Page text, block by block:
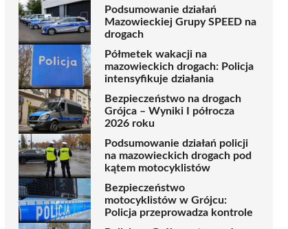
Podsumowanie działań
Mazowieckiej Grupy SPEED na
drogach
Półmetek wakacji na
mazowieckich drogach: Policja
intensyfikuje działania
Bezpieczeństwo na drogach
Grójca – Wyniki I półrocza
2026 roku
Podsumowanie działań policji
na mazowieckich drogach pod
kątem motocyklistów
Bezpieczeństwo
motocyklistów w Grójcu:
Policja przeprowadza kontrole